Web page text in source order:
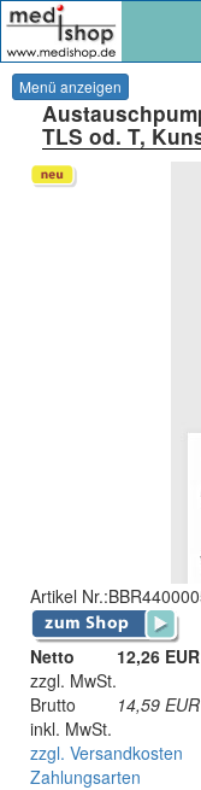
Menü anzeigen
TLS od. T,
Artikel Nr.:
Netto
12,26 EUR
zzgl. MwSt.
Brutto
14,59 EUR
inkl. MwSt.
zzgl. Versandkosten
Zahlungsarten